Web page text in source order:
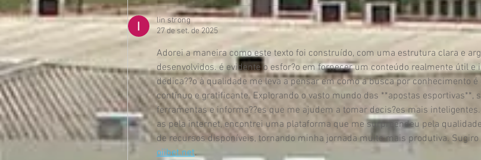
lin strong
27 de set. de 2025
Adorei a maneira como este texto foi construído, com uma estrutura clara e
desenvolvidos. é evidente o esfor?o em fornecer um conteúdo realmente útil e
dedica??o à qualidade me leva a pensar em como a busca por conhecimento
contínuo e gratificante. Explorando o vasto mundo das **apostas esportivas**,
ferramentas e informa??es que me ajudem a tomar decis?es mais
as pela internet, encontrei uma plataforma que me surpreendeu pela
de recursos disponíveis, tornando minha jornada muito mais produtiva.
oiibet.net.